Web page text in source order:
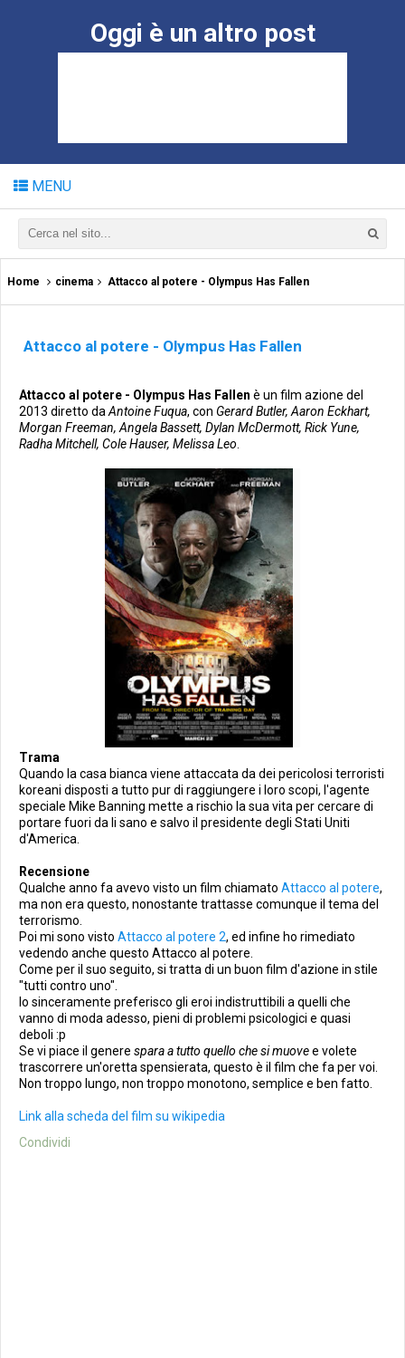
Oggi è un altro post
MENU
Home cinema Attacco al potere - Olympus Has Fallen
Attacco al potere - Olympus Has Fallen
Attacco al potere - Olympus Has Fallen è un film azione del
2013 diretto da Antoine Fuqua, con Gerard Butler, Aaron Eckhart,
Morgan Freeman, Angela Bassett, Dylan McDermott, Rick Yune,
Radha Mitchell, Cole Hauser, Melissa Leo
Trama
Quando la casa bianca viene attaccata da dei pericolosi terroristi
koreani disposti a tutto pur di raggiungere i loro scopi, l'agente
speciale Mike Banning mette a rischio la sua vita per cercare di
portare fuori da li sano e salvo il presidente degli Stati Uniti
d'America.
Recensione
Qualche anno fa avevo visto un film chiamato Attacco al potere,
ma non era questo, nonostante trattasse comunque il tema del
terrorismo.
Poi mi sono visto Attacco al potere 2, ed infine ho rimediato
vedendo anche questo Attacco al potere.
Come per il suo seguito, si tratta di un buon film d'azione in stile
"tutti contro uno".
Io sinceramente preferisco gli eroi indistruttibili a quelli che
vanno di moda adesso, pieni di problemi psicologici e quasi
deboli :p
Se vi piace il genere spara a tutto quello che si muovee volete
trascorrere un'oretta spensierata, questo è il film che fa per voi.
Non troppo lungo, non troppo monotono, semplice e ben fatto.
Link alla scheda del film su wikipedia
Condividi